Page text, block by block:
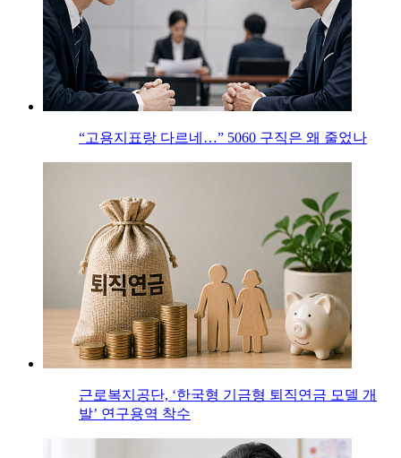
“고용지표랑 다르네…” 5060 구직은 왜 줄었나
근로복지공단, ‘한국형 기금형 퇴직연금 모델 개
발’ 연구용역 착수